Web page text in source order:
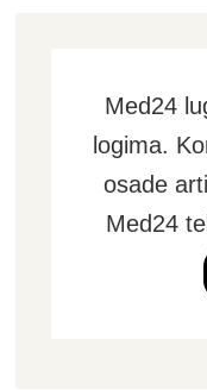
Med24
logima.
osade
Med24